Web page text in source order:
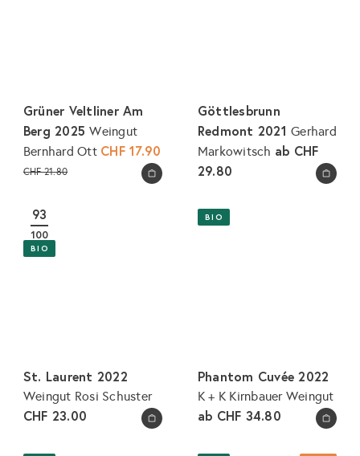
In den Warenkorb legen
Grüner Veltliner Am
Berg 2025Weingut
Bernhard Ott S
CHF 17.90
N
m
i
s
CHF 21.80 In den Warenkorb legen
Göttlesbrunn
Redmont 2021Gerhard
Markowitsch ab CHF
29.80
In den Warenkorb legen
93
100
BIO
St. Laurent 2022
Weingut Rosi Schuster
CHF 23.00 In den Warenkorb legen
BIO
Phantom Cuvée 2022
K + K Kirnbauer Weingut
ab CHF 34.80